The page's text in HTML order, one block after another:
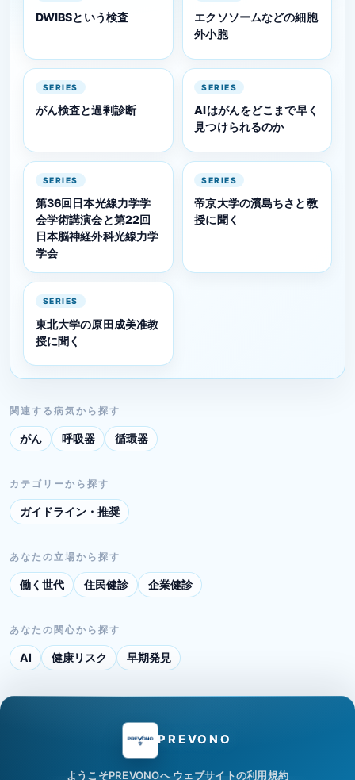
DWIBSという検査
エクソソームなどの細胞
外小胞
SERIES
がん検査と過剰診断
SERIES
AIはがんをどこまで早く
見つけられるのか
SERIES
第36回日本光線力学学
会学術講演会と第22回
日本脳神経外科光線力学
学会
SERIES
帝京大学の濱島ちさと教
授に聞く
SERIES
東北大学の原田成美准教
授に聞く
関連する病気から探す
がん 呼吸器 循環器
カテゴリーから探す
ガイドライン・推奨
あなたの立場から探す
働く世代 住民健診 企業健診
あなたの関心から探す
AI 健康リスク 早期発見
PREVONO
ようこそPREVONOへ ウェブサイトの利用規約